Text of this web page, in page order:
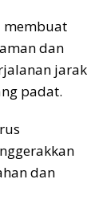
membuat
dan
jarak
padat.
dan